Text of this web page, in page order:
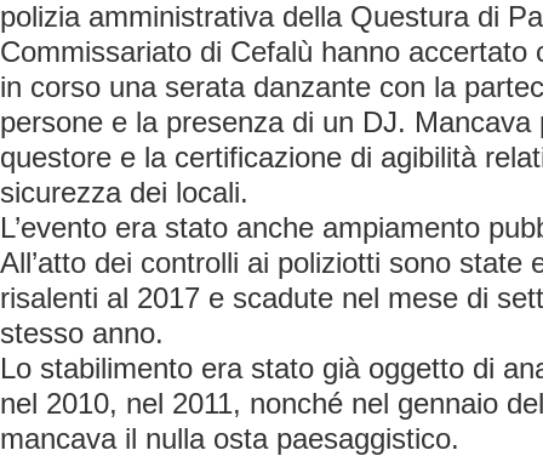
polizia amministrativa della Questura di
Commissariato di Cefalù hanno accertato
in corso una serata danzante con la
persone e la presenza di un DJ. Mancava
questore e la certificazione di agibilità
sicurezza dei locali.
L’evento era stato anche ampiamento
All’atto dei controlli ai poliziotti sono state
risalenti al 2017 e scadute nel mese di
stesso anno.
Lo stabilimento era stato già oggetto di
nel 2010, nel 2011, nonché nel gennaio
mancava il nulla osta paesaggistico.